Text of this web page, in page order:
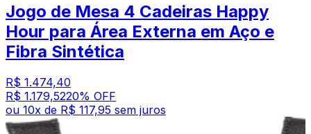
Jogo de Mesa 4 Cadeiras Happy
Hour para Área Externa em Aço e
Fibra Sintética
R$ 1.474,40
R$ 1.179,5220% OFF
ou 10x de R$ 117,95 sem juros